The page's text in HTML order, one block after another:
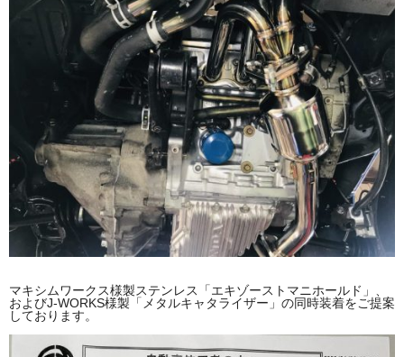
マキシムワークス様製ステンレス「エキゾーストマニホールド」、
およびJ-WORKS様製「メタルキャタライザー」の同時装着をご提案
しております。